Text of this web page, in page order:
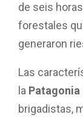
de seis
forestales
generaron
Las
la Patagonia
brigadistas,